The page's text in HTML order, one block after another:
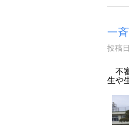
一
投稿
不
生や